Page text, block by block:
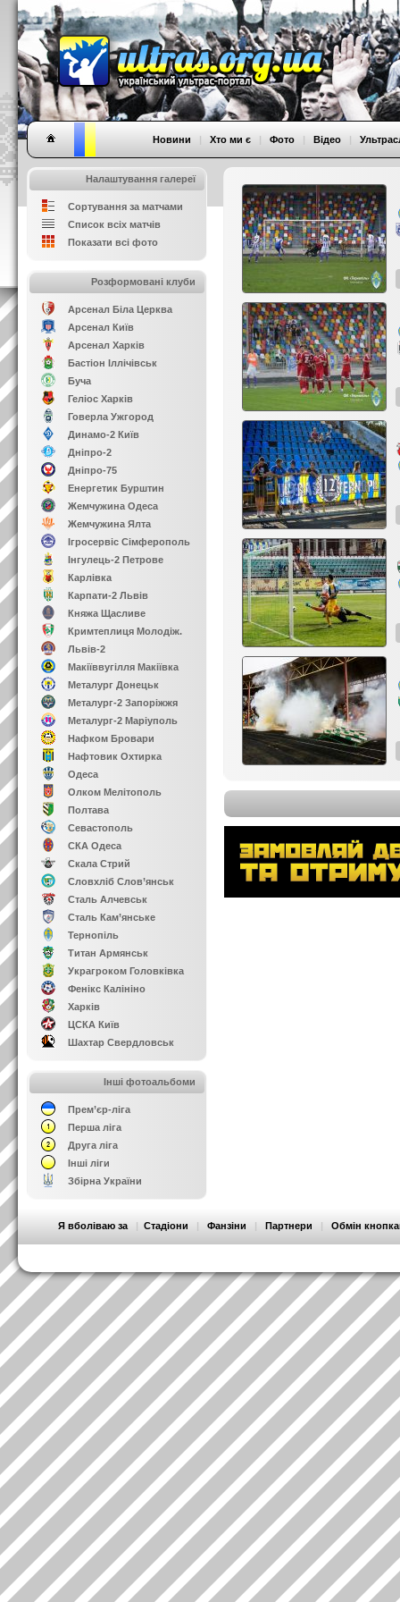
Новини | Хто ми є | Фото | Відео |
Налаштування галереї
Сортування за матчами
Список всіх матчів
Показати всі фото
Розформовані клуби
Арсенал Біла Церква
Арсенал Київ
Арсенал Харків
Бастіон Іллічівськ
Буча
Геліос Харків
Говерла Ужгород
Динамо-2 Київ
Дніпро-2
Дніпро-75
Енергетик Бурштин
Жемчужина Одеса
Жемчужина Ялта
Ігросервіс Сімферополь
Інгулець-2 Петрове
Карлівка
Карпати-2 Львів
Княжа Щасливе
Кримтеплиця Молодіж.
Львів-2
Макіїввугілля Макіївка
Металург Донецьк
Металург-2 Запоріжжя
Металург-2 Маріуполь
Нафком Бровари
Нафтовик Охтирка
Одеса
Олком Мелітополь
Полтава
Севастополь
СКА Одеса
Скала Стрий
Словхліб Слов’янськ
Сталь Алчевськ
Сталь Кам’янське
Тернопіль
Титан Армянськ
Украгроком Головківка
Фенікс Калініно
Харків
ЦСКА Київ
Шахтар Свердловськ
Інші фотоальбоми
Прем’єр-ліга
Перша ліга
Друга ліга
Інші ліги
Збірна України
Я вболіваю за | Стадіони | Фанзіни | Партнери | Обмін